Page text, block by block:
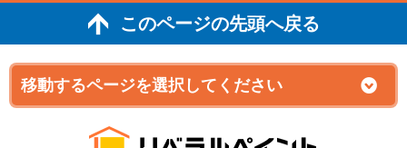
このページの先頭へ戻る